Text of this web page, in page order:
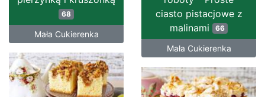
68
Mała Cukierenka
ciasto pistacjowe z
malinami 66
Mała Cukierenka